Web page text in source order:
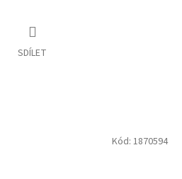
SDÍLET
Kód: 1870594